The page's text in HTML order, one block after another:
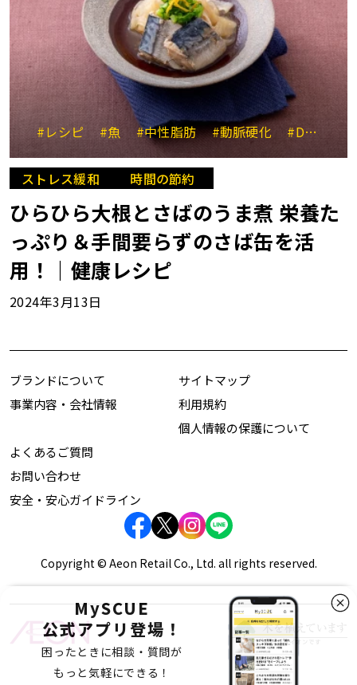
#レシピ #魚 #中性脂肪 #動脈硬化 #DHA
ストレス緩和 時間の節約
ひらひら大根とさばのうま煮 栄養た
っぷり＆手間要らずのさば缶を活
用！｜健康レシピ
2024年3月13日
MySCUE
公式アプリ登場！
困ったときに相談・質問が
もっと気軽にできる！
ブランドについて
事業内容・会社情報
サイトマップ
利用規約
個人情報の保護について
よくあるご質問
お問い合わせ
安全・安心ガイドライン
Copyright © Aeon Retail Co., Ltd. all rights reserved.